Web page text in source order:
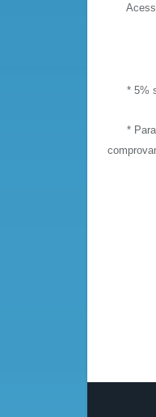
* 5%
* Para